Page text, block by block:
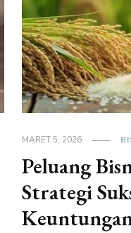
MARET 5, 2026
Peluang
Strategi